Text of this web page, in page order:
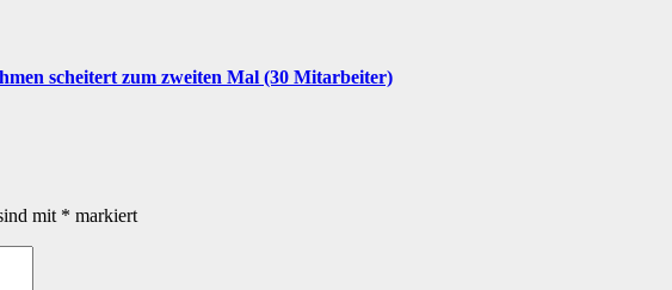
scheitert zum zweiten Mal (30 Mitarbeiter)
mit * markiert